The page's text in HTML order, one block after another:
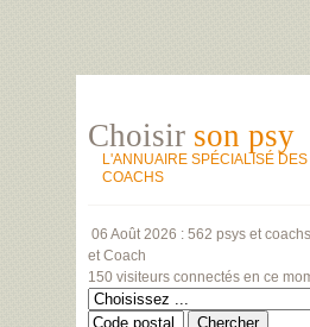
Choisir son psy
L'ANNUAIRE SPÉCIALISÉ
COACHS
06 Août 2026 : 562 psys et coachs
et Coach
150 visiteurs connectés en ce